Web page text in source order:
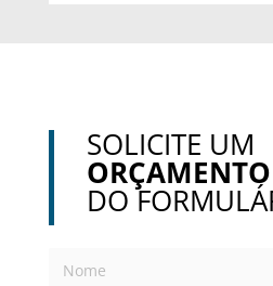
SOLICITE UM
ORÇAMENTO
DO